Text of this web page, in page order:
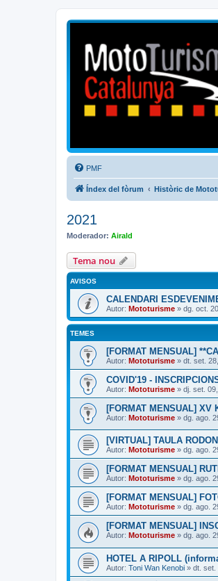
Mototurisme
Turisme en moto en català
PMF
Índex del fòrum Històric de
2021
Moderador: Airald
Tema nou
AVISOS
CALENDARI
Autor: Mototurisme » dg. oct.
TEMES
[FORMAT MENSUAL]
Autor: Mototurisme » dt. set.
COVID'19 -
Autor: Mototurisme » dj. set.
[FORMAT MENSUAL] XV
Autor: Mototurisme » dg. ago.
[VIRTUAL] TAULA
Autor: Mototurisme » dg. ago.
[FORMAT MENSUAL]
Autor: Mototurisme » dg. ago.
[FORMAT MENSUAL]
Autor: Mototurisme » dg. ago.
[FORMAT MENSUAL]
Autor: Mototurisme » dg. ago.
HOTEL A RIPOLL
Autor: Toni Wan Kenobi » dt. set.